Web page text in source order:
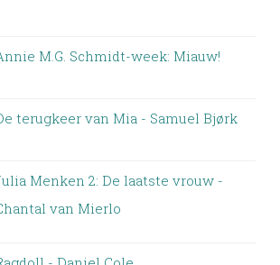
M.G. Schmidt-week: Miauw!
terugkeer van Mia - Samuel Bjørk
Menken 2: De laatste vrouw -
van Mierlo